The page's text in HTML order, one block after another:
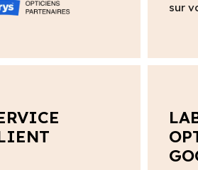
sur